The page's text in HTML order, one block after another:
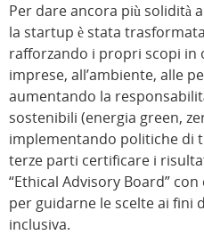
Per dare ancora più solidità
la startup è stata
rafforzando i propri scopi in
imprese, all’ambiente, alle
aumentando la
sostenibili (energia green,
implementando politiche di
terze parti certificare i
“Ethical Advisory Board”
per guidarne le scelte ai fini
inclusiva.